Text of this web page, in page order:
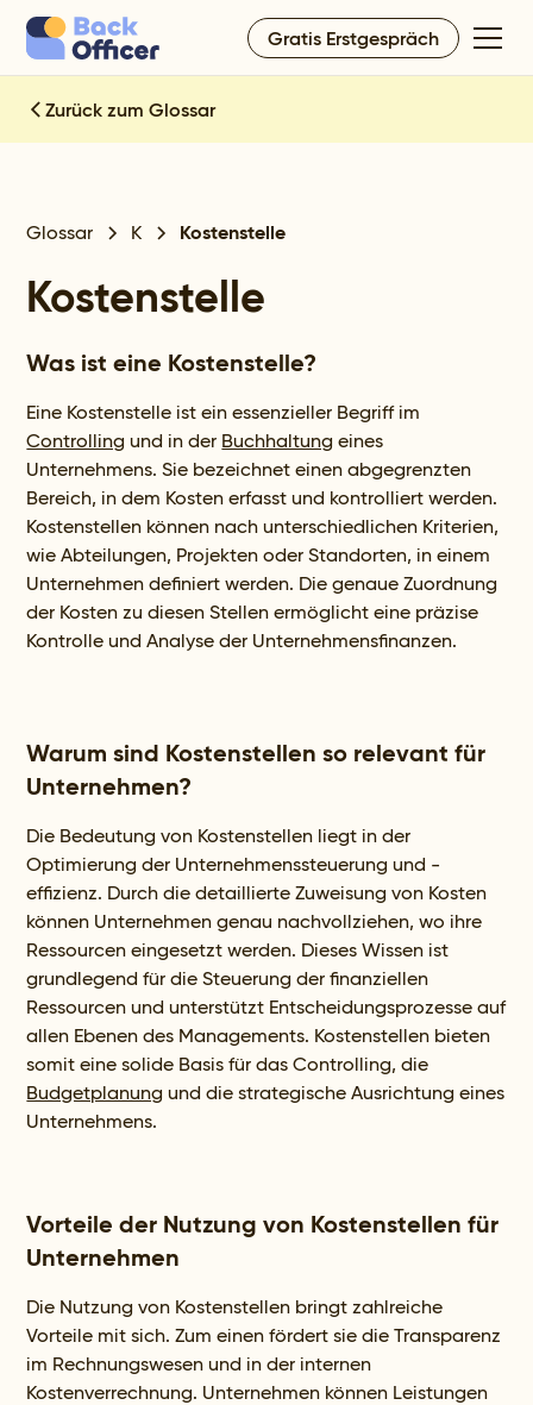
Gratis Erstgespräch
Zurück zum Glossar
Glossar K Kostenstelle
Kostenstelle
Was ist eine Kostenstelle?
Eine Kostenstelle ist ein essenzieller Begriff im
Controlling und in der Buchhaltung eines
Unternehmens. Sie bezeichnet einen abgegrenzten
Bereich, in dem Kosten erfasst und kontrolliert werden.
Kostenstellen können nach unterschiedlichen Kriterien,
wie Abteilungen, Projekten oder Standorten, in einem
Unternehmen definiert werden. Die genaue Zuordnung
der Kosten zu diesen Stellen ermöglicht eine präzise
Kontrolle und Analyse der Unternehmensfinanzen.
Warum sind Kostenstellen so relevant für
Unternehmen?
Die Bedeutung von Kostenstellen liegt in der
Optimierung der Unternehmenssteuerung und -
effizienz. Durch die detaillierte Zuweisung von Kosten
können Unternehmen genau nachvollziehen, wo ihre
Ressourcen eingesetzt werden. Dieses Wissen ist
grundlegend für die Steuerung der finanziellen
Ressourcen und unterstützt Entscheidungsprozesse auf
allen Ebenen des Managements. Kostenstellen bieten
somit eine solide Basis für das Controlling, die
Budgetplanung und die strategische Ausrichtung eines
Unternehmens.
Vorteile der Nutzung von Kostenstellen für
Unternehmen
Die Nutzung von Kostenstellen bringt zahlreiche
Vorteile mit sich. Zum einen fördert sie die Transparenz
im Rechnungswesen und in der internen
Kostenverrechnung. Unternehmen können Leistungen